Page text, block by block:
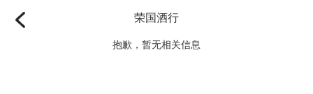
荣国酒行
抱歉，暂无相关信息